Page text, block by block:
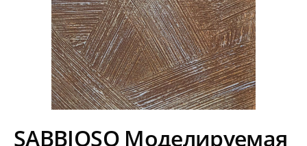
SABBIOSO Моделируемая